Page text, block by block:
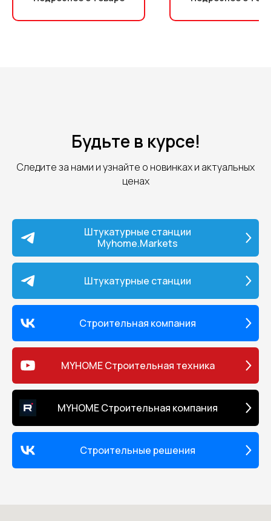
низкой вязкости: красок,
шпаклевок, огнезащитных,
мин); позволяет
малярных постов и подавать
Преимущества модели: •
гидропоршневого насоса
долговечность; •
подходит для лакокрасочных
материалов с разной
вязкости, которые можно
помощью безвоздушного
краскопульта; • возможность
присоединения до 3
краскопультов; •
Комплектация: •
метров; • безвоздушный
соплодержателем; • масло
эксплуатации на русском
оборудование YOKIJI
все окрасочное оборудование
предоставляется гарантия
Будьте в курсе!
Следите за нами и узнайте о новинках и актуальных
ценах
Штукатурные станции
Myhome.Markets
Штукатурные станции
Строительная компания
MYHOME Строительная техника
MYHOME Строительная компания
Строительные решения